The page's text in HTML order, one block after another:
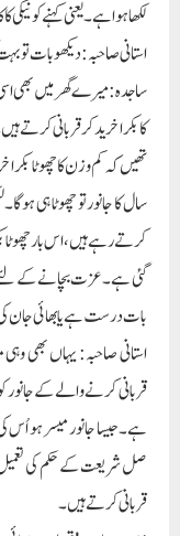
لکھا ہواہے۔یعنی کہنے کو نیکی
استانی صاحبہ: دیکھو بات تو
ساجدہ: میرے گھر میں بھی
کا بکرا خرید کر قربانی
تھیں کہ کم وزن کا چھوٹا
سال کا جانور تو چھوٹا ہی
کرتے رہے ہیں ، اس بار
گئی ہے۔عزت بچانے کے لئے
بات درست ہے یا بھائی جان
استانی صاحبہ: یہاں بھی وہی
قربانی کرنے والے کے جانور
ہے۔جیسا جانور میسر ہو اُس
صل شریعت کے حکم کی
قربانی کرتے ہیں۔